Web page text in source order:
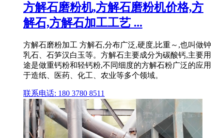
方解石磨粉机,方解石磨粉机价格,方
解石,方解石加工工艺 ...
方解石磨粉加工 方解石,分布广泛,硬度,比重～,也叫做钟
乳石、石笋汉白玉等。方解石主要成分为碳酸钙,主要用
途是做重钙粉和轻钙粉,不同细度的方解石粉广泛的应用
于造纸、医药、化工、农业等多个领域。
联系电话: 180 3780 8511